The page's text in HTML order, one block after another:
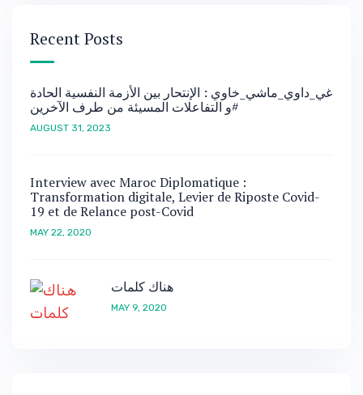
Recent Posts
غي_داوي_ماشي_خاوي : الإنتحار بين الأزمة النفسية الحادة
و التفاعلات المسيئة من طرف الآخرين#
AUGUST 31, 2023
Interview avec Maroc Diplomatique :
Transformation digitale, Levier de Riposte Covid-
19 et de Relance post-Covid
MAY 22, 2020
هناك كلمات
MAY 9, 2020